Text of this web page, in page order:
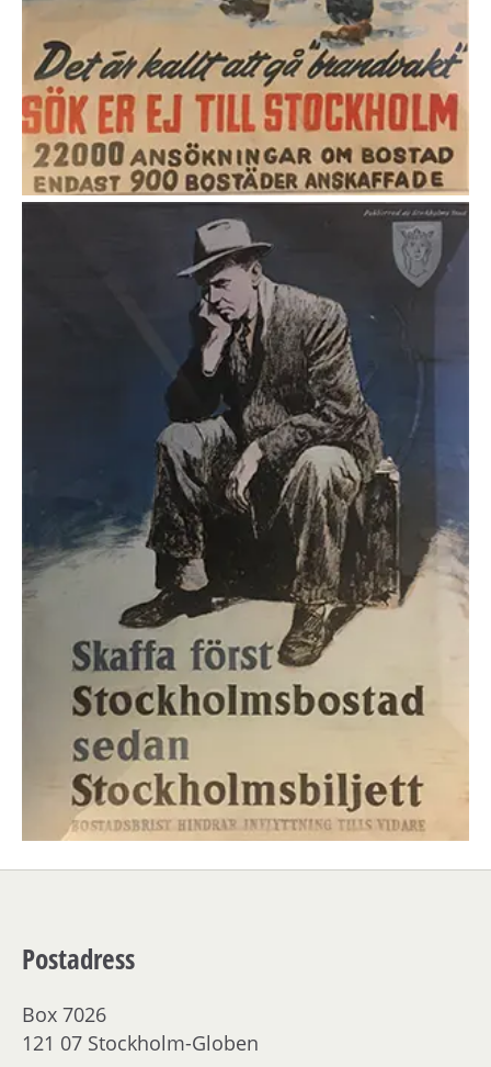
Postadress
Box 7026
121 07 Stockholm-Globen